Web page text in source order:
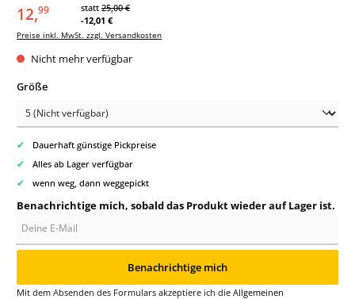
12,99 statt 25,00 €
-12,01 €
Preise inkl. MwSt. zzgl. Versandkosten
Nicht mehr verfügbar
Größeauswählen
✔ Dauerhaft günstige Pickpreise
✔ Alles ab Lager verfügbar
✔ wenn weg, dann weggepickt
Benachrichtige mich, sobald das Produkt wieder auf Lager ist.
Benachrichtige mich
Mit dem Absenden des Formulars akzeptiere ich die Allgemeinen